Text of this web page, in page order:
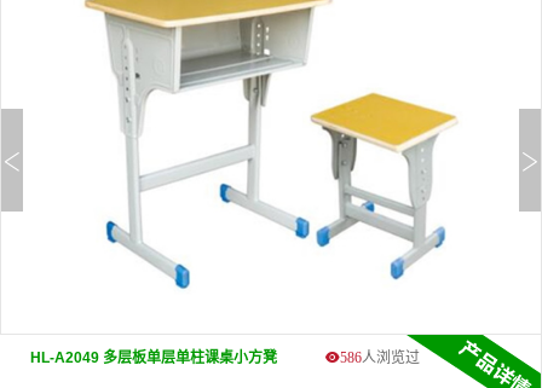
HL-A2049 多层板单层单柱课桌小方凳 586人浏览过